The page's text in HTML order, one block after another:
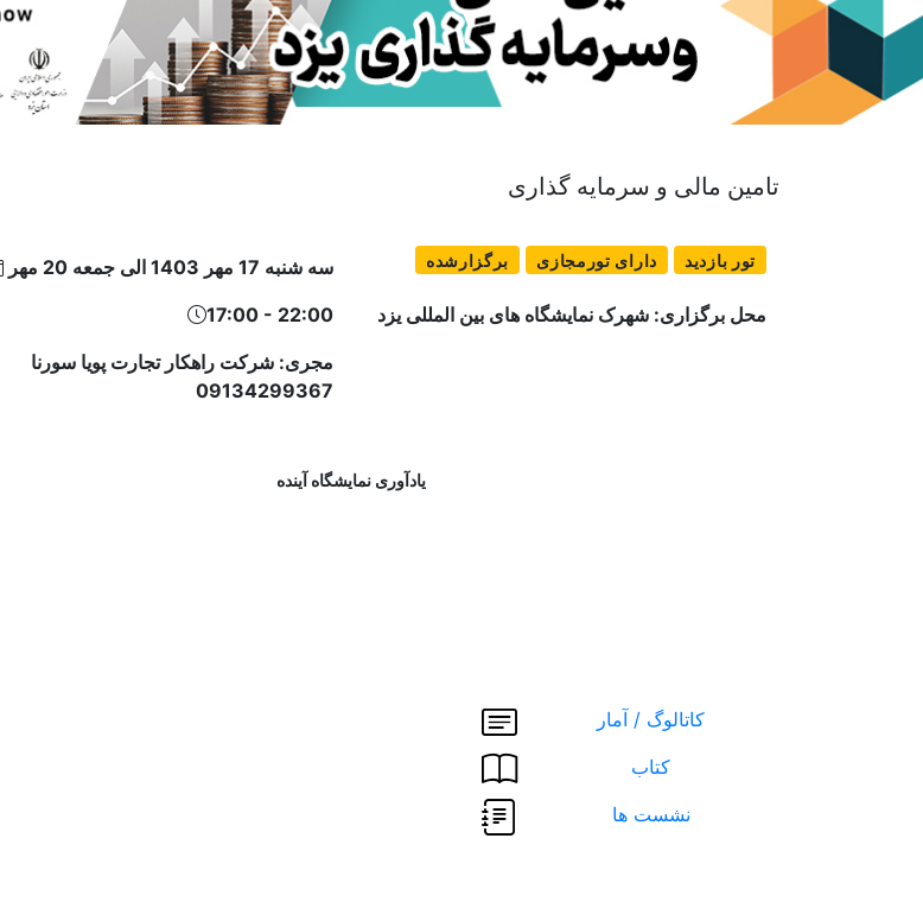
تامین مالی و سرمایه گذاری
سه شنبه 17 مهر 1403 الی جمعه 20 مهر برگزارشده دارای تورمجازی تور بازدید
17:00 - 22:00
محل برگزاری: شهرک نمایشگاه های بین المللی یزد
مجری: شرکت راهکار تجارت پویا سورنا
09134299367
یادآوری نمایشگاه آینده
کاتالوگ / آمار
کتاب
نشست ها